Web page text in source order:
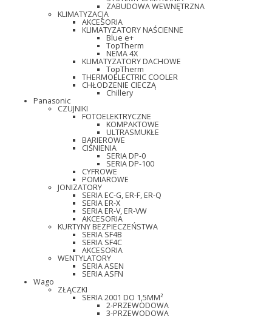
ZABUDOWA WEWNĘTRZNA
KLIMATYZACJA
AKCESORIA
KLIMATYZATORY NAŚCIENNE
Blue e+
TopTherm
NEMA 4X
KLIMATYZATORY DACHOWE
TopTherm
THERMOELECTRIC COOLER
CHŁODZENIE CIECZĄ
Chillery
Panasonic
CZUJNIKI
FOTOELEKTRYCZNE
KOMPAKTOWE
ULTRASMUKŁE
BARIEROWE
CIŚNIENIA
SERIA DP-0
SERIA DP-100
CYFROWE
POMIAROWE
JONIZATORY
SERIA EC-G, ER-F, ER-Q
SERIA ER-X
SERIA ER-V, ER-VW
AKCESORIA
KURTYNY BEZPIECZEŃSTWA
SERIA SF4B
SERIA SF4C
AKCESORIA
WENTYLATORY
SERIA ASEN
SERIA ASFN
Wago
ZŁĄCZKI
SERIA 2001 DO 1,5MM²
2-PRZEWODOWA
3-PRZEWODOWA